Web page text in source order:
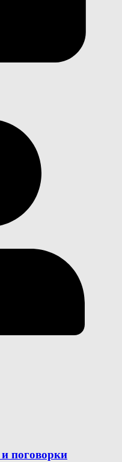
поговорки